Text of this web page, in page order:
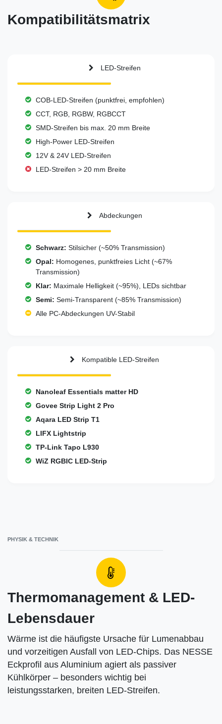
Kompatibilitätsmatrix
LED-Streifen
COB-LED-Streifen (punktfrei, empfohlen)
CCT, RGB, RGBW, RGBCCT
SMD-Streifen bis max. 20 mm Breite
High-Power LED-Streifen
12V & 24V LED-Streifen
LED-Streifen > 20 mm Breite
Abdeckungen
Schwarz: Stilsicher (~50% Transmission)
Opal: Homogenes, punktfreies Licht (~67%
Transmission)
Klar: Maximale Helligkeit (~95%), LEDs sichtbar
Semi: Semi-Transparent (~85% Transmission)
Alle PC-Abdeckungen UV-Stabil
Kompatible LED-Streifen
Nanoleaf Essentials matter HD
Govee Strip Light 2 Pro
Aqara LED Strip T1
LIFX Lightstrip
TP-Link Tapo L930
WiZ RGBIC LED-Strip
PHYSIK & TECHNIK
Thermomanagement & LED-
Lebensdauer
Wärme ist die häufigste Ursache für Lumenabbau
und vorzeitigen Ausfall von LED-Chips. Das NESSE
Eckprofil aus Aluminium agiert als passiver
Kühlkörper – besonders wichtig bei
leistungsstarken, breiten LED-Streifen.